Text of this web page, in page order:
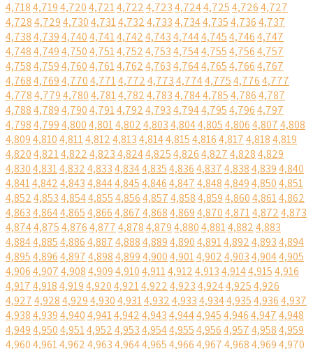
4,7184,7194,7204,7214,7224,7234,7244,7254,7264,727
4,7284,7294,7304,7314,7324,7334,7344,7354,7364,737
4,7384,7394,7404,7414,7424,7434,7444,7454,7464,747
4,7484,7494,7504,7514,7524,7534,7544,7554,7564,757
4,7584,7594,7604,7614,7624,7634,7644,7654,7664,767
4,7684,7694,7704,7714,7724,7734,7744,7754,7764,777
4,7784,7794,7804,7814,7824,7834,7844,7854,7864,787
4,7884,7894,7904,7914,7924,7934,7944,7954,7964,797
4,7984,7994,8004,8014,8024,8034,8044,8054,8064,8074,808
4,8094,8104,8114,8124,8134,8144,8154,8164,8174,8184,819
4,8204,8214,8224,8234,8244,8254,8264,8274,8284,829
4,8304,8314,8324,8334,8344,8354,8364,8374,8384,8394,840
4,8414,8424,8434,8444,8454,8464,8474,8484,8494,8504,851
4,8524,8534,8544,8554,8564,8574,8584,8594,8604,8614,862
4,8634,8644,8654,8664,8674,8684,8694,8704,8714,8724,873
4,8744,8754,8764,8774,8784,8794,8804,8814,8824,883
4,8844,8854,8864,8874,8884,8894,8904,8914,8924,8934,894
4,8954,8964,8974,8984,8994,9004,9014,9024,9034,9044,905
4,9064,9074,9084,9094,9104,9114,9124,9134,9144,9154,916
4,9174,9184,9194,9204,9214,9224,9234,9244,9254,926
4,9274,9284,9294,9304,9314,9324,9334,9344,9354,9364,937
4,9384,9394,9404,9414,9424,9434,9444,9454,9464,9474,948
4,9494,9504,9514,9524,9534,9544,9554,9564,9574,9584,959
4,9604,9614,9624,9634,9644,9654,9664,9674,9684,9694,970